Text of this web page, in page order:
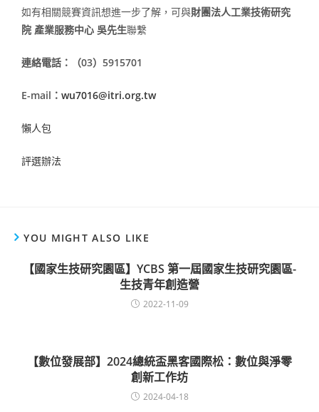
如有相關競賽資訊想進一步了解，可與財團法人工業技術研究
院 產業服務中心 吳先生聯繫
連絡電話：（03）5915701
E-mail： wu7016@itri.org.tw
懶人包
評選辦法
YOU MIGHT ALSO LIKE
【國家生技研究園區】YCBS 第一屆國家生技研究園區-
生技青年創造營
2022-11-09
【數位發展部】2024總統盃黑客國際松：數位與淨零
創新工作坊
2024-04-18